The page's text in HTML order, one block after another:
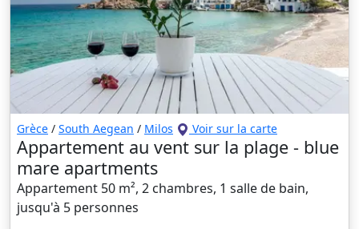
Grèce / South Aegean / Milos Voir sur la carte
Appartement au vent sur la plage - blue
mare apartments
Appartement 50 m², 2 chambres, 1 salle de bain,
jusqu'à 5 personnes